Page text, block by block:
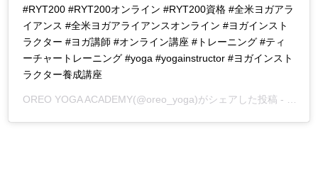
#RYT200 #RYT200オンライン #RYT200資格 #全米ヨガアラ
イアンス #全米ヨガアライアンスオンライン #ヨガインスト
ラクター #ヨガ講師 #オンライン講座 #トレーニング #ティ
ーチャートレーニング #yoga #yogainstructor #ヨガインスト
ラクター養成講座
OREO YOGA ACADEMY(@oreo_yoga)がシェアした投稿 - 2020